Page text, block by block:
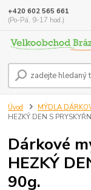
+420 602 565 661
(Po-Pá, 9-17 hod.)
Úvod MÝDLA
HEZKÝ DEN S
Dárkové
HEZKÝ
90g.